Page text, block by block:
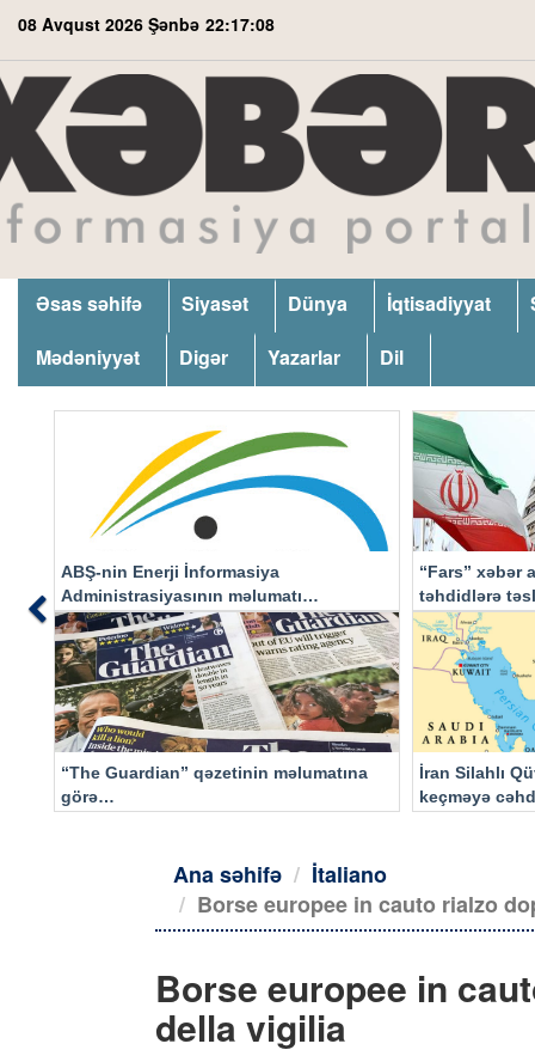
08 Avqust 2026 Şənbə 22:17:09
Əsas səhifə Siyasət Dünya İqtisadiyyat
Mədəniyyət
Digər Yazarlar Dil
ABŞ-nin Enerji İnformasiya
Administrasiyasının məlumatı
əsasında…
“Fars” xəbər
təhdidlərə
“The Guardian” qəzetinin məlumatına
görə…
İran Silahlı
keçməyə
Previous
Ana səhifə
İtaliano
Borse europee in cauto rialzo
Borse europee in
della vigilia